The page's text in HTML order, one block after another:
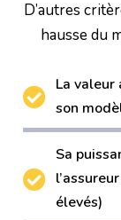
D’autres
hausse du
La
son
Sa
élevés)